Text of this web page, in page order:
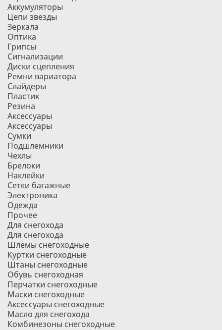
Аккумуляторы
Цепи звезды
Зеркала
Оптика
Грипсы
Сигнализации
Диски сцепления
Ремни вариатора
Слайдеры
Пластик
Резина
Аксессуары
Аксессуары
Сумки
Подшлемники
Чехлы
Брелоки
Наклейки
Сетки багажные
Электроника
Одежда
Прочее
Для снегохода
Для снегохода
Шлемы снегоходные
Куртки снегоходные
Штаны снегоходные
Обувь снегоходная
Перчатки снегоходные
Маски снегоходные
Аксессуары снегоходные
Масло для снегохода
Комбинезоны снегоходные